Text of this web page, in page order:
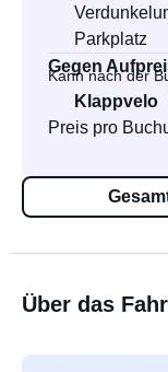
Parkplatz
Gegen
Kann nach der
Klappvelo
Preis pro
Über das